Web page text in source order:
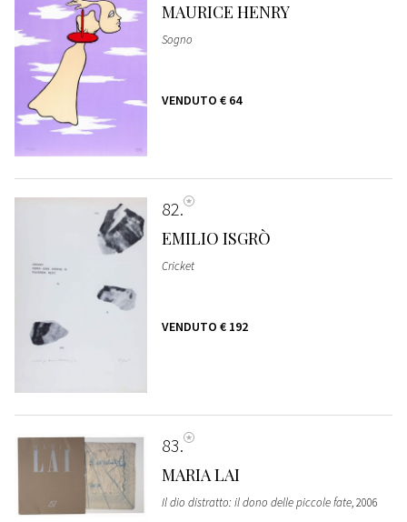
MAURICE HENRY
Sogno
VENDUTO € 64
82
EMILIO ISGRÒ
Cricket
VENDUTO € 192
83
MARIA LAI
Il dio distratto: il dono delle piccole fate, 2006